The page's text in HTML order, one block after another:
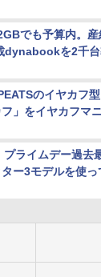
でも予算内。
dynabookを2千台
のイヤカフ
」をイヤカフマ
ライムデー過去
ー3モデルを使っ